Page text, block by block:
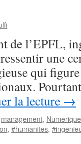
de l’EPFL,
une
qui
la lecture →
management, Numerique
, #humanites,